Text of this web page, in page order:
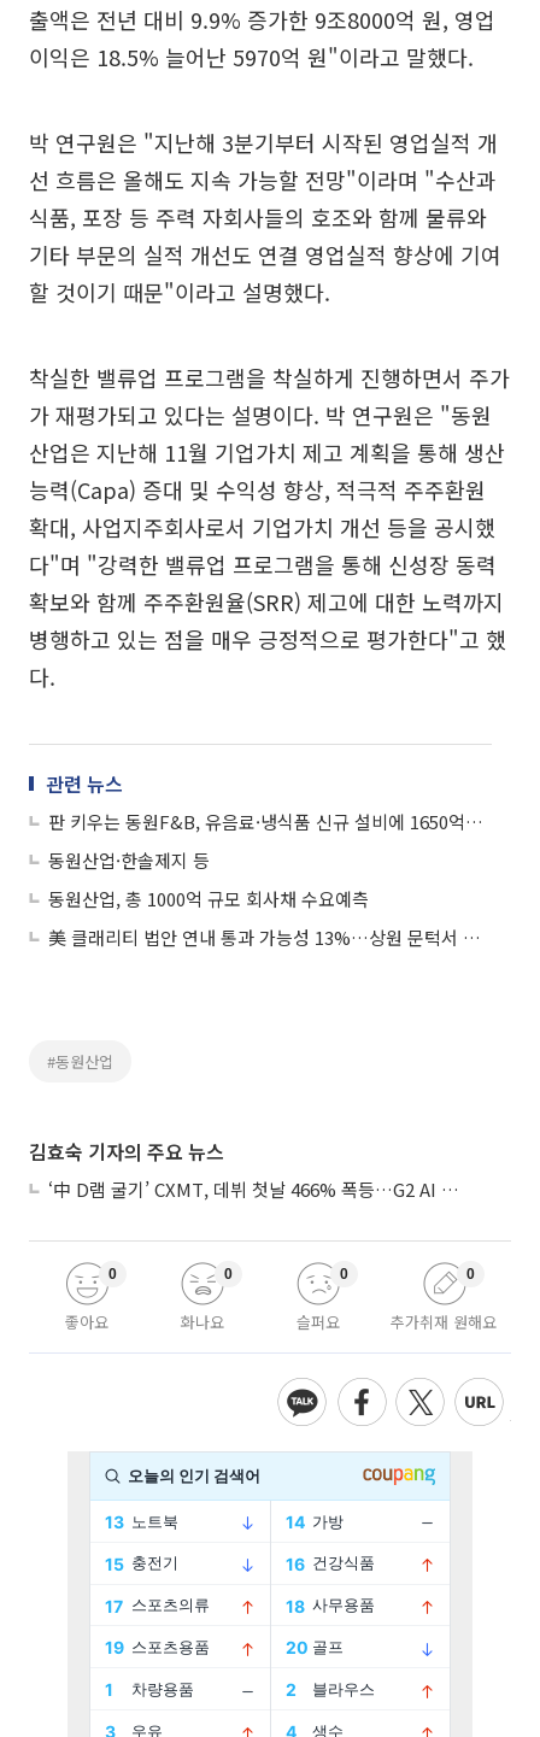
출액은 전년 대비 9.9% 증가한 9조8000억 원, 영업
이익은 18.5% 늘어난 5970억 원"이라고 말했다.
박 연구원은 "지난해 3분기부터 시작된 영업실적 개
선 흐름은 올해도 지속 가능할 전망"이라며 "수산과
식품, 포장 등 주력 자회사들의 호조와 함께 물류와
기타 부문의 실적 개선도 연결 영업실적 향상에 기여
할 것이기 때문"이라고 설명했다.
착실한 밸류업 프로그램을 착실하게 진행하면서 주가
가 재평가되고 있다는 설명이다. 박 연구원은 "동원
산업은 지난해 11월 기업가치 제고 계획을 통해 생산
능력(Capa) 증대 및 수익성 향상, 적극적 주주환원
확대, 사업지주회사로서 기업가치 개선 등을 공시했
다"며 "강력한 밸류업 프로그램을 통해 신성장 동력
확보와 함께 주주환원율(SRR) 제고에 대한 노력까지
병행하고 있는 점을 매우 긍정적으로 평가한다"고 했
다.
관련 뉴스
판 키우는 동원F&B, 유음료·냉식품 신규 설비에 1650억원 투자
동원산업·한솔제지 등
동원산업, 총 1000억 규모 회사채 수요예측
美 클래리티 법안 연내 통과 가능성 13%…상원 문턱서 제동
#동원산업
김효숙 기자의 주요 뉴스
‘中 D램 굴기’ CXMT, 데뷔 첫날 466% 폭등…G2 AI 패권 ‘쩐의 전쟁’
좋아요
0
화나요
0
슬퍼요
0
추가취재 원해요
0